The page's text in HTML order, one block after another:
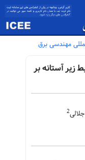
مهندسی برق
زیر آستانه بر
2